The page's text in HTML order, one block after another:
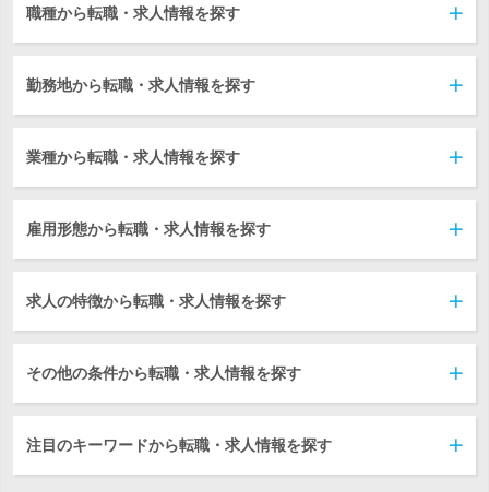
職種から転職・求人情報を探す
勤務地から転職・求人情報を探す
業種から転職・求人情報を探す
雇用形態から転職・求人情報を探す
求人の特徴から転職・求人情報を探す
その他の条件から転職・求人情報を探す
注目のキーワードから転職・求人情報を探す